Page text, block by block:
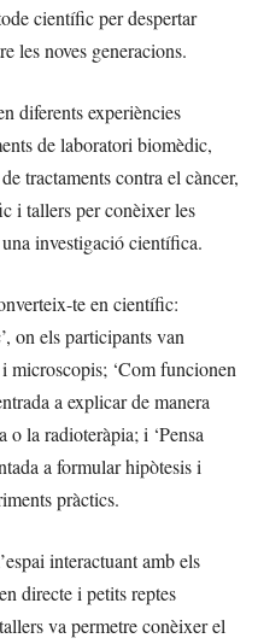
científic per despertar
les noves generacions.
diferents experiències
de laboratori biomèdic,
tractaments contra el càncer,
i tallers per conèixer les
investigació científica.
te en científic:
on els participants van
microscopis; ‘Com funcionen
a explicar de manera
la radioteràpia; i ‘Pensa
a formular hipòtesis i
pràctics.
interactuant amb els
directe i petits reptes
va permetre conèixer el